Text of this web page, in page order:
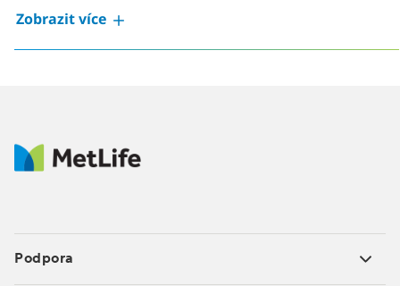
Zobrazit více
Podpora